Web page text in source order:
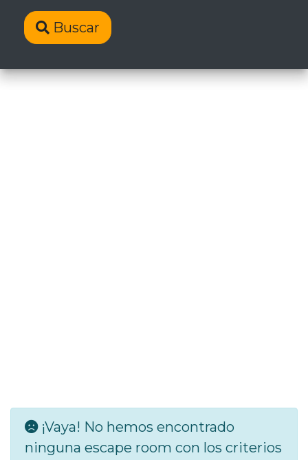
Buscar
¡Vaya! No hemos encontrado
ninguna escape room con los criterios